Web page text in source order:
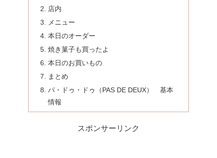
店内
メニュー
本日のオーダー
焼き菓子も買ったよ
本日のお買いもの
まとめ
パ・ドゥ・ドゥ（PAS DE DEUX） 基本
情報
スポンサーリンク